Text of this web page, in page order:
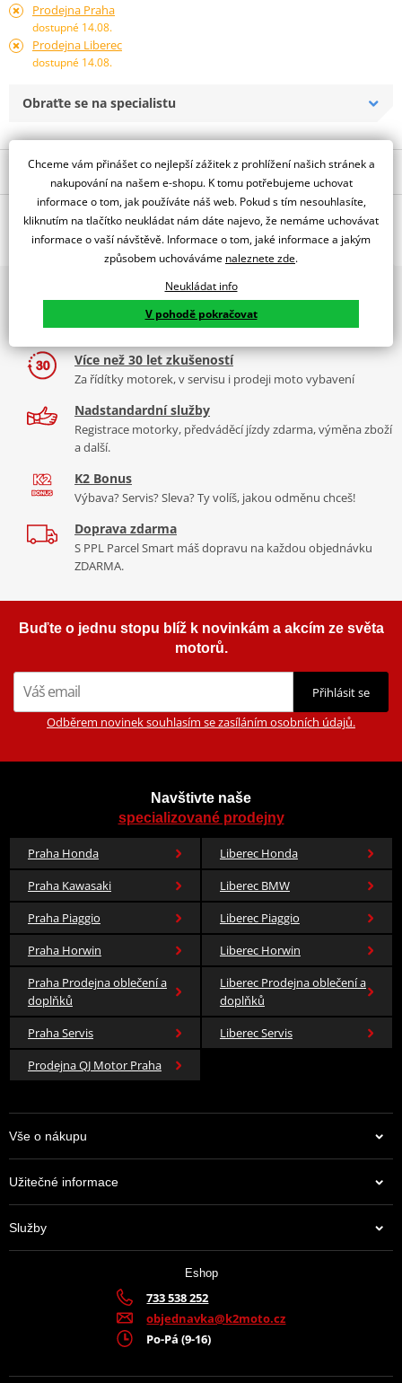
Prodejna Praha
dostupné 14.08.
Prodejna Liberec
dostupné 14.08.
Obraťte se na specialistu
Popis a parametry
Jsme autorizovaný
dealer značky 4RACING
O výrobci
Značka 4Racing vznikla roku 2005 pod záštitou společnosti Tamarri
s.r.l., která se již přes 30 let specializuje ve výrobě součástek do
výrobních strojů. I díky těmto zkušenostem 4Racing
nabízívýrobky té nejvyšší kvalitya spolupracuje s předními
výrobci motocyklů jako je napříkladAprilia, Honda, Suzuki či
Yamaha.
Více informací o značce
Zobrazit všechny produkty
2x multibrand showroom
9 značek motocyklů, servis, oblečení, doplňky i náhradní
díly, to vše v Praze a Liberci
Více než 30 let zkušeností
Za řídítky motorek, v servisu i prodeji moto vybavení
Nadstandardní služby
Registrace motorky, předváděcí jízdy zdarma, výměna zboží
a další.
K2 Bonus
Výbava? Servis? Sleva? Ty volíš, jakou odměnu chceš!
Doprava zdarma
S PPL Parcel Smart máš dopravu na každou objednávku
ZDARMA.
Buďte o jednu stopu blíž k novinkám a akcím ze světa
motorů.
Přihlásit se
Odběrem novinek souhlasím se zasíláním osobních údajů.
Navštivte naše
specializované prodejny
Praha Honda
Liberec Honda
Praha Kawasaki
Liberec BMW
Praha Piaggio
Liberec Piaggio
Praha Horwin
Liberec Horwin
Praha Prodejna oblečení a
doplňků
Liberec Prodejna oblečení a
doplňků
Praha Servis
Liberec Servis
Prodejna QJ Motor Praha
Vše o nákupu
Užitečné informace
Služby
Eshop
733 538 252
objednavka@k2moto.cz
Po-Pá (9-16)
Chceme vám přinášet co nejlepší zážitek z prohlížení našich stránek a
nakupování na našem e-shopu. K tomu potřebujeme uchovat
informace o tom, jak používáte náš web. Pokud s tím nesouhlasíte,
kliknutím na tlačítko neukládat nám dáte najevo, že nemáme uchovávat
informace o vaší návštěvě. Informace o tom, jaké informace a jakým
způsobem uchováváme naleznete zde.
Neukládat info
V pohodě pokračovat